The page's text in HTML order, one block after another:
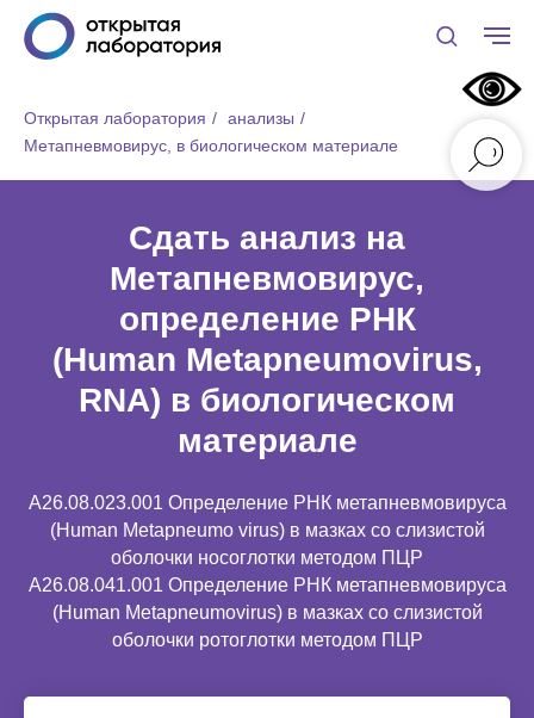
Открытая лаборатория / анализы /
Метапневмовирус, в биологическом материале
Сдать анализ на
Метапневмовирус,
определение РНК
(Human Metapneumovirus,
RNA) в биологическом
материале
A26.08.023.001 Определение РНК метапневмовируса
(Human Metapneumo virus) в мазках со слизистой
оболочки носоглотки методом ПЦР
A26.08.041.001 Определение РНК метапневмовируса
(Human Metapneumovirus) в мазках со слизистой
оболочки ротоглотки методом ПЦР